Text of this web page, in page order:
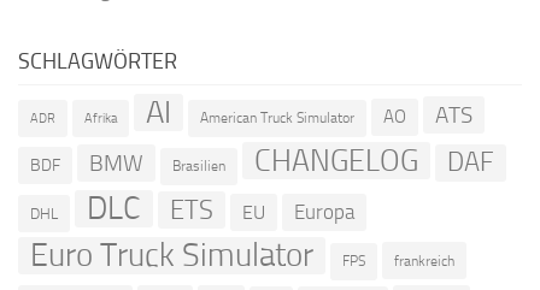
SCHLAGWÖRTER
ADR Afrika AI American Truck Simulator AO ATS
BDF BMW Brasilien CHANGELOG DAF
DHL DLC ETS EU Europa
Euro Truck Simulator FPS frankreich